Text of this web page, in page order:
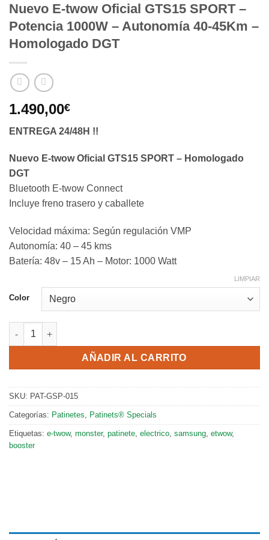
Nuevo E-twow Oficial GTS15 SPORT –
Potencia 1000W – Autonomía 40-45Km –
Homologado DGT
1.490,00€
ENTREGA 24/48H !!
Nuevo E-twow Oficial GTS15 SPORT – Homologado
DGT
Bluetooth E-twow Connect
Incluye freno trasero y caballete
Velocidad máxima: Según regulación VMP
Autonomía: 40 – 45 kms
Batería: 48v – 15 Ah – Motor: 1000 Watt
Color
LIMPIAR
Nuevo E-twow Oficial GTS15 SPORT - Potencia 1000W -
AÑADIR AL CARRITO
SKU: PAT-GSP-015
Categorías: Patinetes Patinets® Specials
Etiquetas: e-twow, monster, patinete electrico samsung etwow,
booster